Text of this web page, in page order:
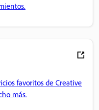
favoritos de Creative
más.